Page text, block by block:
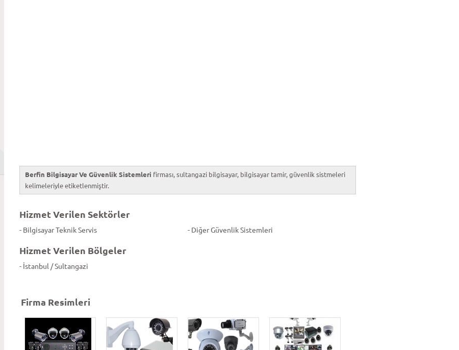
Berfin Bilgisayar Ve Güvenlik Sistemleri firması, sultangazi bilgisayar, bilgisayar tamir, güvenlik sistmeleri
kelimeleriyle etiketlenmiştir.
Hizmet Verilen Sektörler
- Bilgisayar Teknik Servis - Diğer Güvenlik Sistemleri
Hizmet Verilen Bölgeler
- İstanbul / Sultangazi
Firma Resimleri